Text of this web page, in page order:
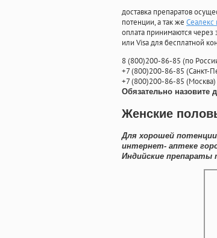
доставка препаратов
потенции, а так же Сеалекс
оплата принимаются через
или Visa для бесплатной
8(800)200-86-85 (по
+7(800)200-86-85 (Санкт-
+7(800)200-86-85 (Москва)
Обязательно назовите
Женские
Для хорошей
интернет- аптеке
Индийские препараты